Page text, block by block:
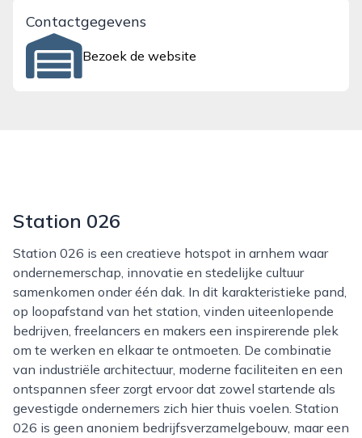
Contactgegevens
Bezoek de website
Station 026
Station 026 is een creatieve hotspot in arnhem waar
ondernemerschap, innovatie en stedelijke cultuur
samenkomen onder één dak. In dit karakteristieke pand,
op loopafstand van het station, vinden uiteenlopende
bedrijven, freelancers en makers een inspirerende plek
om te werken en elkaar te ontmoeten. De combinatie
van industriële architectuur, moderne faciliteiten en een
ontspannen sfeer zorgt ervoor dat zowel startende als
gevestigde ondernemers zich hier thuis voelen. Station
026 is geen anoniem bedrijfsverzamelgebouw, maar een